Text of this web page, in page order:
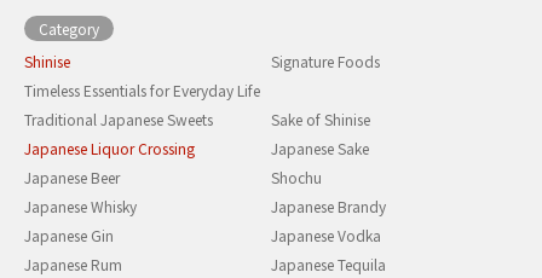
Category
Shinise
Signature Foods
Timeless Essentials for Everyday Life
Traditional Japanese Sweets
Sake of Shinise
Japanese Liquor Crossing
Japanese Sake
Japanese Beer
Shochu
Japanese Whisky
Japanese Brandy
Japanese Gin
Japanese Vodka
Japanese Rum
Japanese Tequila